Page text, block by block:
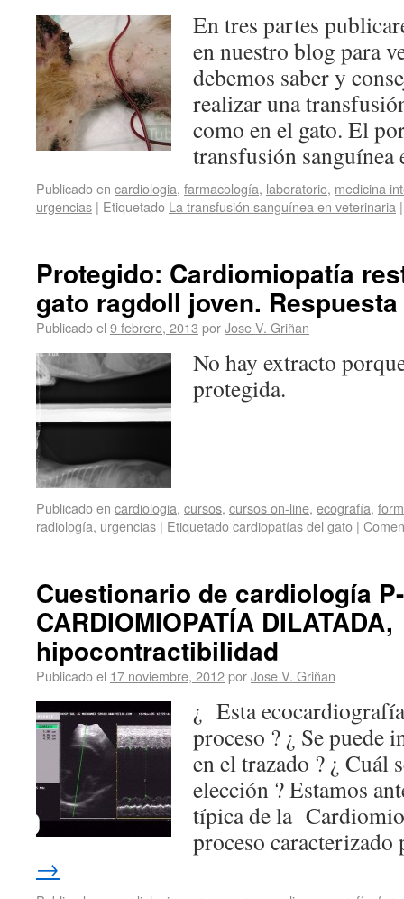
En tres partes
en nuestro blog para
debemos saber y
realizar una
como en el gato. El
transfusión
Publicado en cardiologia, farmacología, laboratorio, medicina
urgencias | Etiquetado La transfusión sanguínea en veterinaria |
Protegido: Cardiomiopatía
gato ragdoll joven.
Publicado el 9 febrero, 2013 porJose V. Griñan
No hay extracto
protegida.
Publicado en cardiologia, cursos, cursos on-line, ecografía,
radiología, urgencias | Etiquetadocardiopatías del gato |
Cuestionario de cardiología
CARDIOMIOPATÍA DILATADA,
hipocontractibilidad
Publicado el 17 noviembre, 2012porJose V. Griñan
¿ Esta
proceso ? ¿ Se
en el trazado ? ¿ Cuál
elección ? Estamos
típica de la
proceso
→